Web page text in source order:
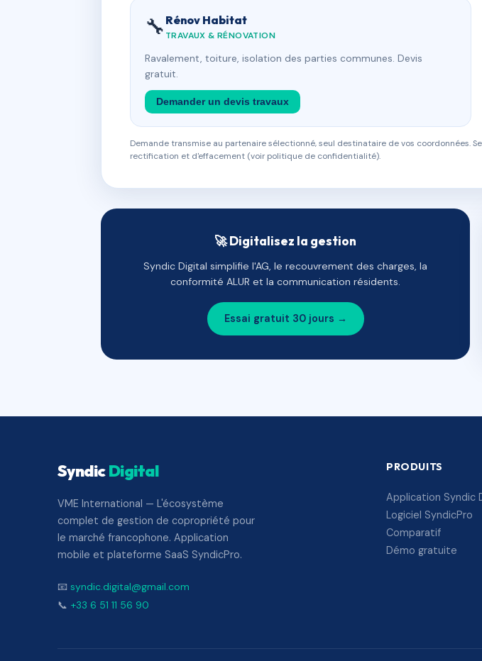
🔧 Rénov Habitat
TRAVAUX & RÉNOVATION
Ravalement, toiture, isolation des parties communes. Devis
gratuit.
Demander un devis travaux
Demande transmise au partenaire sélectionné, seul destinataire de vos coordonnées.
rectification et d'effacement (voir politique de confidentialité).
🚀 Digitalisez la gestion
Syndic Digital simplifie l'AG, le recouvrement des charges, la
conformité ALUR et la communication résidents.
Essai gratuit 30 jours →
SyndicDigital
VME International — L'écosystème
complet de gestion de copropriété pour
le marché francophone. Application
mobile et plateforme SaaS SyndicPro.
📧 syndic.digital@gmail.com
📞 +33 6 51 11 56 90
PRODUITS
Application Syndic
Logiciel SyndicPro
Comparatif
Démo gratuite